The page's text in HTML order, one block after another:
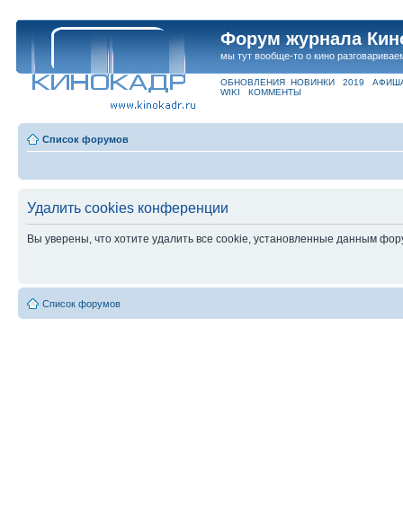
Форум журнала
мы тут вообще-то о кино
ОБНОВЛЕНИЯ НОВИНКИ 2019
WIKI
КОММЕНТЫ
Список форумов
Удалить cookies конференции
Вы уверены, что хотите удалить все cookie, установленные данным
Список форумов